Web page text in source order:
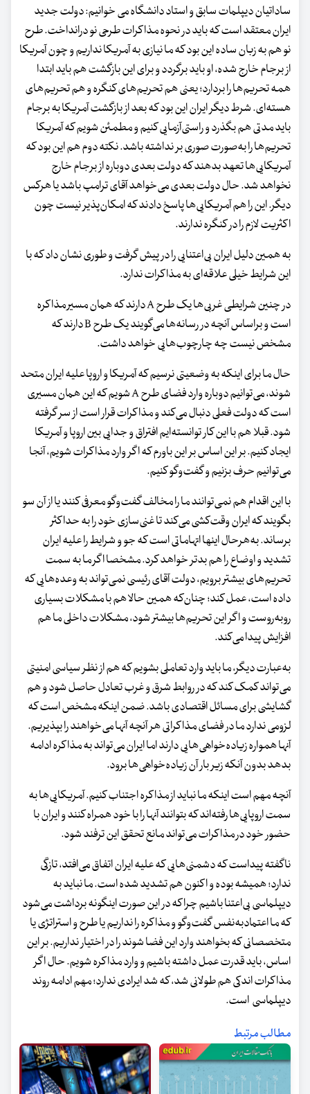
ساداتیان‌ دیپلمات سابق و استاد دانشگاه می خوانیم: دولت جدید
ایران معتقد است که باید در نحوه مذاکرات طرحی نو درانداخت. طرح
نو هم به زبان ساده این بود که ما نیازی به آمریکا نداریم و چون آمریکا
از برجام خارج شده، او باید برگردد و برای این بازگشت هم باید ابتدا
همه تحریم‌ها را بردارد؛ یعنی هم تحریم‌های کنگره و هم تحریم‌های
هسته‌ای. شرط دیگر ایران این بود که بعد از بازگشت آمریکا به برجام
باید مدتی هم بگذرد و راستی‌آزمایی کنیم و مطمئن شویم که آمریکا
تحریم‌ها را به‌صورت صوری بر نداشته باشد. نکته دوم هم این بود که
آمریکایی‌ها تعهد بدهند که دولت بعدی دوباره از برجام خارج
نخواهد شد. حال دولت بعدی می‌خواهد آقای ترامپ باشد یا هرکس
دیگر. این را هم آمریکایی‌ها پاسخ دادند که امکان‌پذیر نیست چون
اکثریت لازم را در کنگره ندارند.
به همین دلیل ایران بی‌اعتنایی را در پیش گرفت و طوری نشان داد که با
این شرایط خیلی علاقه‌ای به مذاکرات ندارد.
در چنین شرایطی غربی‌ها یک طرح A دارند که همان مسیر مذاکره
است و براساس آنچه در رسانه‌ها می‌گویند یک طرح B دارند که
مشخص نیست چه چارچوب‌هایی خواهد داشت.
حال ما برای اینکه به وضعیتی نرسیم که آمریکا و اروپا علیه ایران متحد
شوند، می‌توانیم دوباره وارد فضای طرح A شویم که این همان مسیری
است که دولت فعلی دنبال می‌کند و مذاکرات قرار است از سر گرفته
شود. قبلا هم با این کار توانسته‌ایم افتراق و جدایی بین اروپا و آمریکا
ایجاد کنیم. بر این اساس بر این باورم که اگر وارد مذاکرات شویم، آنجا
می‌توانیم حرف بزنیم و گفت‌وگو کنیم.
با این اقدام هم نمی‌توانند ما را مخالف گفت‌وگو معرفی کنند یا از آن سو
بگویند که ایران وقت‌کشی می‌کند تا غنی‌سازی‌ خود را به حداکثر
برساند. به‌هرحال اینها اتهاماتی است که جو و شرایط را علیه ایران
تشدید و اوضاع را هم بدتر خواهد کرد. مشخصا اگر ما به سمت
تحریم‌های بیشتر برویم، دولت آقای رئیسی نمی‌تواند به وعده‌هایی که
داده است، عمل کند؛ چنان‌که همین حالا هم با مشکلات بسیاری
روبه‌روست و اگر این تحریم‌ها بیشتر شود، مشکلات داخلی ما هم
افزایش پیدا می‌کند.
به‌عبارت دیگر، ما باید وارد تعاملی بشویم که هم از نظر سیاسی امنیتی
می‌تواند کمک کند که در روابط شرق و غرب تعادل حاصل شود و هم
گشایشی برای مسائل اقتصادی باشد. ضمن اینکه مشخص است که
لزومی ندارد ما در فضای مذاکراتی هر آنچه آنها می‌خواهند را بپذیریم.
آنها همواره زیاده‌خواهی‌هایی دارند اما ایران می‌تواند به مذاکره ادامه
بدهد بدون آنکه زیر بار آن زیاده‌خواهی‌ها برود.
آنچه مهم است اینکه ما نباید از مذاکره اجتناب کنیم. آمریکایی‌ها به
سمت اروپایی‌ها رفته‌اند که بتوانند آنها را با خود همراه کنند و ایران با
حضور خود در مذاکرات می‌تواند مانع تحقق این ترفند شود.
ناگفته پیداست که دشمنی‌هایی که علیه ایران اتفاق می‌افتد، تازگی
ندارد؛ همیشه بوده و اکنون هم تشدید شده است. ما نباید به
دیپلماسی بی‌اعتنا باشیم چراکه در این صورت اینگونه برداشت می‌شود
که ما اعتمادبه‌نفس گفت‌وگو و مذاکره را نداریم یا طرح و استراتژی یا
متخصصانی که بخواهند وارد این فضا شوند را در اختیار نداریم. بر این
اساس، باید قدرت عمل داشته باشیم و وارد مذاکره شویم. حال اگر
مذاکرات اندکی هم طولانی شد، که شد ایرادی ندارد؛ مهم ادامه روند
دیپلماسی است.
مطالب مرتبط